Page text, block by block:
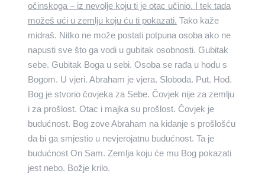
očinskoga – iz nevolje koju ti je otac učinio. I tek tada
možeš ući u zemlju koju ću ti pokazati. Tako kaže
midraš. Nitko ne može postati potpuna osoba ako ne
napusti sve što ga vodi u gubitak osobnosti. Gubitak
sebe. Gubitak Boga u sebi. Osoba se rađa u hodu s
Bogom. U vjeri. Abraham je vjera. Sloboda. Put. Hod.
Bog je stvorio čovjeka za Sebe. Čovjek nije za zemlju
i za prošlost. Otac i majka su prošlost. Čovjek je
budućnost. Bog zove Abraham na kidanje s prošlošću
da bi ga smjestio u nevjerojatnu budućnost. Ta je
budućnost On Sam. Zemlja koju će mu Bog pokazati
jest nebo. Božje krilo.